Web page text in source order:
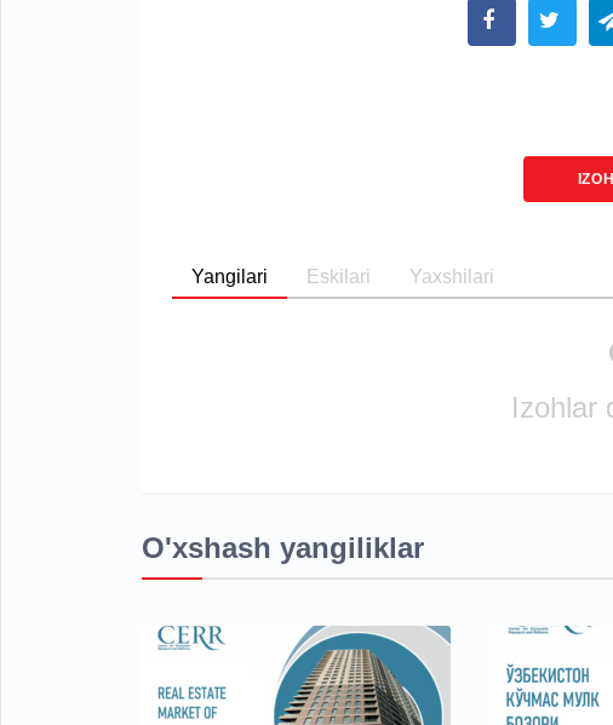
Yangilari Eskilari Yaxshilari
Izohlar
O'xshash yangiliklar